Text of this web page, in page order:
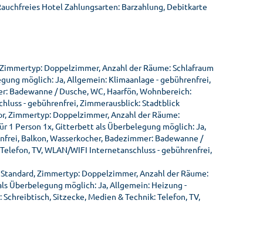
Hotel Zahlungsarten: Barzahlung, Debitkarte
Doppelzimmer, Anzahl der Räume: Schlafraum
möglich: Ja, Allgemein: Klimaanlage - gebührenfrei,
Badewanne / Dusche, WC, Haarfön, Wohnbereich:
- gebührenfrei, Zimmerausblick: Stadtblick
Zimmertyp: Doppelzimmer, Anzahl der Räume:
1 Person 1x, Gitterbett als Überbelegung möglich: Ja,
Balkon, Wasserkocher, Badezimmer: Badewanne /
TV, WLAN/WIFI Internetanschluss - gebührenfrei,
Zimmertyp: Doppelzimmer, Anzahl der Räume:
Überbelegung möglich: Ja, Allgemein: Heizung -
Sitzecke, Medien & Technik: Telefon, TV,